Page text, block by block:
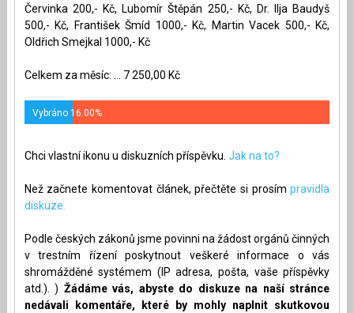
Červinka 200,- Kč, Lubomír Štěpán 250,- Kč, Dr. Ilja Baudyš
500,- Kč, František Šmíd 1000,- Kč, Martin Vacek 500,- Kč,
Oldřich Smejkal 1000,- Kč
Celkem za měsíc: ... 7 250,00 Kč
Vybráno 16.00%
Chci vlastní ikonu u diskuzních příspěvku. Jak na to?
Než začnete komentovat článek, přečtěte si prosímpravidla
diskuze.
Podle českých zákonů jsme povinni na žádost orgánů činných
v trestním řízení poskytnout veškeré informace o vás
shromážděné systémem (IP adresa, pošta, vaše příspěvky
atd.). ) Žádáme vás, abyste do diskuze na naší stránce
nedávali komentáře, které by mohly naplnit skutkovou